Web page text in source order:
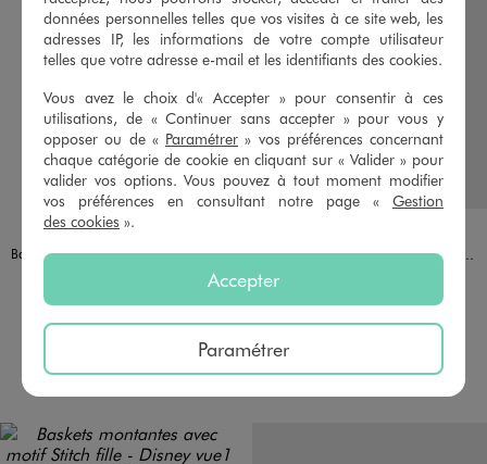
Disponible en 1 coloris
DORE
LOVELY WINGS
Baskets montantes multi-matières fille - Lovely Wings
4.5/5 de moyenne
(5 avis)
AJOUTERAU PANIER
Baskets basses à lacets élastiques et scratch fille - La Pat'Patrouille
4.5/5 de moyenne
(9 avis)
AJOUTERAU PANIER
données personnelles telles que vos visites à ce site web, les
adresses IP, les informations de votre compte utilisateur
telles que votre adresse e-mail et les identifiants des cookies.
Vous avez le choix d'« Accepter » pour consentir à ces
utilisations, de « Continuer sans accepter » pour vous y
opposer ou de « Paramétrer » vos préférences concernant
chaque catégorie de cookie en cliquant sur « Valider » pour
valider vos options. Vous pouvez à tout moment modifier
vos préférences en consultant notre page « Gestion
des cookies ».
Accepter
Paramétrer